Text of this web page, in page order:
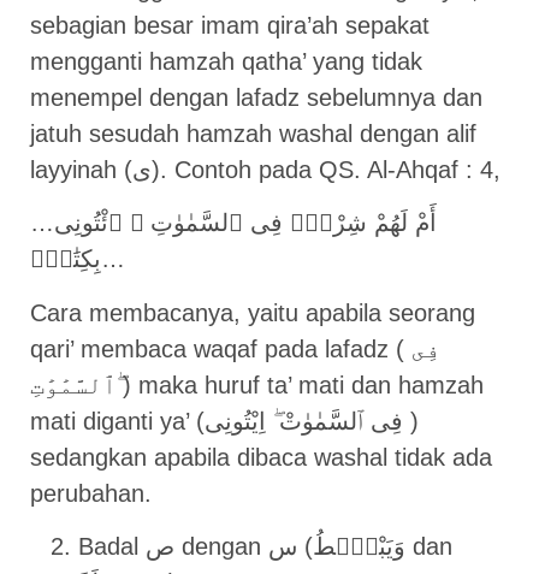
sebagian besar imam qira’ah sepakat
mengganti hamzah qatha’ yang tidak
menempel dengan lafadz sebelumnya dan
jatuh sesudah hamzah washal dengan alif
layyinah (ى). Contoh pada QS. Al-Ahqaf : 4,
…أَمْ لَهُمْ شِرْكٌۭ فِى ٱلسَّمٰوٰتِ ۖ ٱئْتُونِى
بِكِتَٰبٍۢ…
Cara membacanya, yaitu apabila seorang
qari’ membaca waqaf pada lafadz ( فِى
ٱلسَّمَٰوَٰتِ ۖ) maka huruf ta’ mati dan hamzah
mati diganti ya’ (فِى ٱلسَّمٰوٰتْ ۖ اِيْتُونِى )
sedangkan apabila dibaca washal tidak ada
perubahan.
Badal ص dengan س (وَيَبْصُۜطُ dan